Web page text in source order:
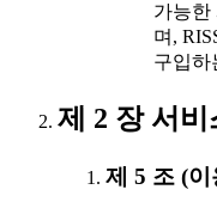
가능한
며,
구입하
제 2 장 서
제 5 조 (